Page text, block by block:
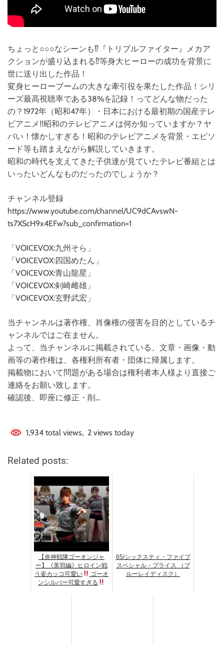
ちょっと○○○なシーンも⁉『トリプルファイター』メカア
クションが盛り込まれる⁉等身大ヒーローの成功を背景に
世に送り出した作品！
変身ヒーローブームの大きな牽引役を果たした作品！シリ
ーズ最高視聴率である38%を記録！ってどんな物だった
の？1972年（昭和47年）・日本における最初期の国産テレ
ビアニメ‼昭和のテレビアニメは何か知っていますか？ヤ
バい！懐かしすぎる！昭和のテレビアニメを背景・エピソ
ード等も踏まえながら解説していきます。
昭和の時代を支えてきた子供達が見ていたテレビ番組とは
いったいどんなものだったのでしょうか？
チャンネル登録
https://www.youtube.com/channel/UC9dCAvswN-
ts7XScH9x4EFw?sub_confirmation=1
「VOICEVOX:九州そら」
「VOICEVOX:四国めたん」
「VOICEVOX:青山龍星」
「VOICEVOX:剣崎雌雄」
「VOICEVOX:玄野武宏」
当チャンネルは著作権、肖像権の侵害を目的としているチ
ャンネルではご在ません。
よって、当チャンネルに掲載されている、文章・画像・動
画等の著作権は、各権利所有者・団体に帰属します。
掲載物において問題がある場合は権利者本人様より直接ご
連絡をお願い致します。
確認後、即座に修正・削…
1,934 total views, 2 views today
Related posts:
【炎神戦隊ゴーオンジャ
ー】《美羽編》ヒロイン戦
う姿カッコ可愛い
ゴーオ
ンシルバー可愛すぎる
65/シックスティ・ファイブ
スペシャル・プライス （ブ
ルーレイディスク）